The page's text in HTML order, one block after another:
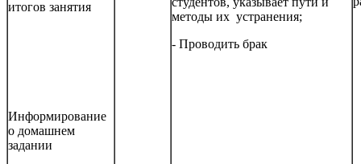
итогов занятия
Информирование
о домашнем
задании
методы их устранения;
- Проводить брак